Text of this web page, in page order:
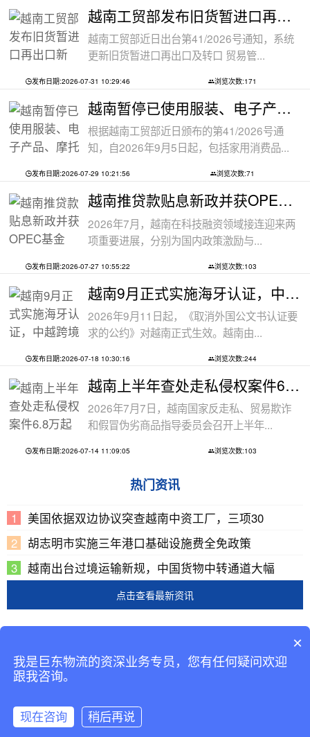
越南工贸部发布旧货暂进口再出口新规：
越南工贸部近日出台第41/2026号通知，系统
更新旧货暂进口再出口及转口 贸易管...
发布日期:2026-07-31 10:29:46 浏览次数:171
越南暂停已使用服装、电子产品、摩托车
根据越南工贸部近日颁布的第41/2026号通
知，自2026年9月5日起，包括家用消费品...
发布日期:2026-07-29 10:21:56 浏览次数:71
越南推贷款贴息新政并获OPEC基金5000万美
2026年7月，越南在科技融资领域接连迎来两
项重要进展，分别为国内政策激励与...
发布日期:2026-07-27 10:55:22 浏览次数:103
越南9月正式实施海牙认证，中越跨境文件
2026年9月11日起，《取消外国公文书认证要
求的公约》对越南正式生效。越南由...
发布日期:2026-07-18 10:30:16 浏览次数:244
越南上半年查处走私侵权案件6.8万起
2026年7月7日，越南国家反走私、贸易欺诈
和假冒伪劣商品指导委员会召开上半年...
发布日期:2026-07-14 11:09:05 浏览次数:103
热门资讯
美国依据双边协议突查越南中资工厂，三项30
胡志明市实施三年港口基础设施费全免政策
越南出台过境运输新规，中国货物中转通道大幅
点击查看最新资讯
版权所有
备案号： 粤ICP备13069001号-2
×
我是巨东物流的资深业务专员，您有任何疑问欢迎
跟我咨询。
现在咨询 稍后再说